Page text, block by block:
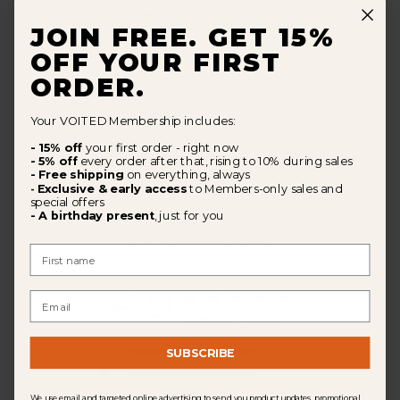
4.9 Basé sur 63 avis
4
2
3
0
JOIN FREE. GET 15%
OFF YOUR FIRST
ORDER.
Your VOITED Membership includes:
- 15% off your first order - right now
- 5% offevery order after that, rising to 10% during sales
- Free shipping on everything, always
- Exclusive & early accessto Members-only sales and
special offers
- A birthday present, just for you
SUBSCRIBE